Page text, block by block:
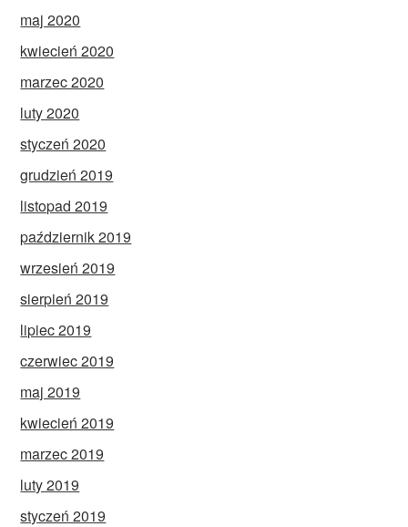
maj 2020
kwiecień 2020
marzec 2020
luty 2020
styczeń 2020
grudzień 2019
listopad 2019
październik 2019
wrzesień 2019
sierpień 2019
lipiec 2019
czerwiec 2019
maj 2019
kwiecień 2019
marzec 2019
luty 2019
styczeń 2019